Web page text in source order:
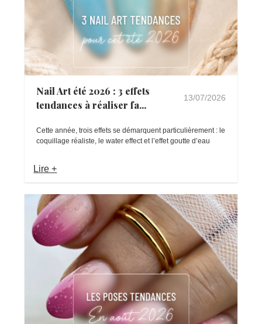
Nail Art été 2026 : 3 effets
tendances à réaliser fa...
13/07/2026
Cette année, trois effets se démarquent particulièrement : le
coquillage réaliste, le water effect et l’effet goutte d’eau
Lire +